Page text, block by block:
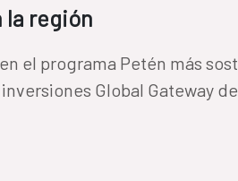
región
el programa Petén más
Global Gateway